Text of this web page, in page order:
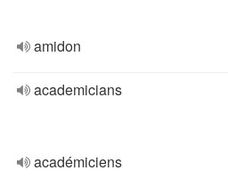
amidon
academicians
académiciens